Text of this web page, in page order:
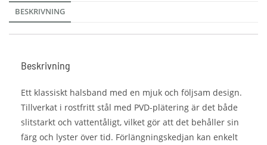
BESKRIVNING
Beskrivning
Ett klassiskt halsband med en mjuk och följsam design.
Tillverkat i rostfritt stål med PVD-plätering är det både
slitstarkt och vattentåligt, vilket gör att det behåller sin
färg och lyster över tid. Förlängningskedjan kan enkelt